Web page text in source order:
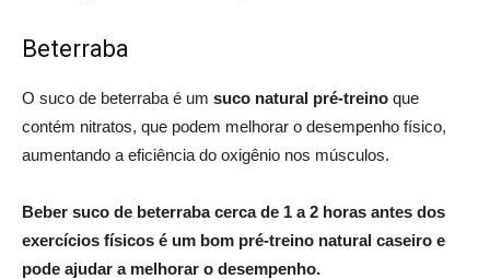
Beterraba
O suco de beterraba é um suco natural pré-treino que
contém nitratos, que podem melhorar o desempenho físico,
aumentando a eficiência do oxigênio nos músculos.
Beber suco de beterraba cerca de 1 a 2 horas antes dos
exercícios físicos é um bom pré-treino natural caseiro e
pode ajudar a melhorar o desempenho.